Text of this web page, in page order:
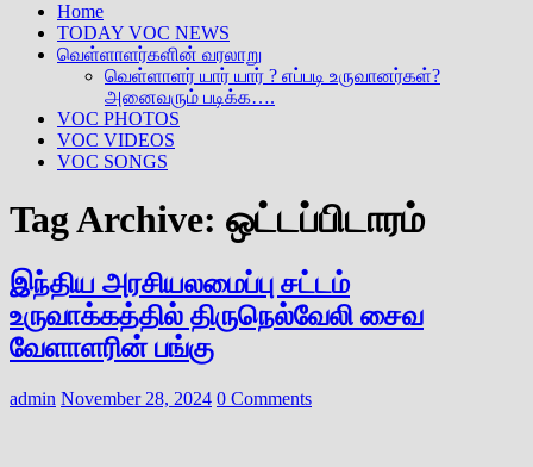
Home
TODAY VOC NEWS
வெள்ளாளர்களின் வரலாறு
வெள்ளாளர் யார் யார் ? எப்படி உருவானர்கள்?
அனைவரும் படிக்க….
VOC PHOTOS
VOC VIDEOS
VOC SONGS
Tag Archive: ஒட்டப்பிடாரம்
இந்திய அரசியலமைப்பு சட்டம்
உருவாக்கத்தில் திருநெல்வேலி சைவ
வேளாளரின் பங்கு
admin November 28, 2024 0 Comments